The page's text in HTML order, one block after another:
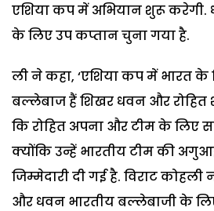
एशिया कप में अभियान शुरू करेगी.
के लिए उप कप्तान चुना गया है.
ली ने कहा, ‘एशिया कप में भारत के
बल्लेबाज हैं शिखर धवन और रोहित
कि रोहित अपना और टीम के लिए
क्योंकि उन्हें भारतीय टीम की
जिम्मेदारी दी गई है. विराट कोहली
और धवन भारतीय बल्लेबाजी के